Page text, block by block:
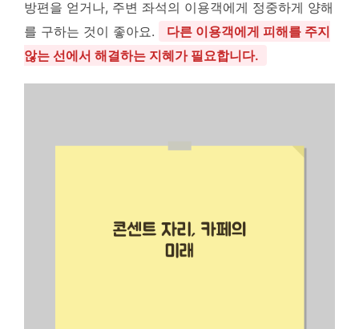
방편을 얻거나, 주변 좌석의 이용객에게 정중하게 양해
를 구하는 것이 좋아요.
다른 이용객에게 피해를 주지
않는 선에서 해결하는 지혜가 필요합니다.